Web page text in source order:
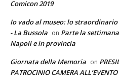
Comicon 2019
Io vado al museo: lo
- La Bussola on Parte la
Napoli e in provincia
Giornata della Memoria on
PATROCINIO CAMERA